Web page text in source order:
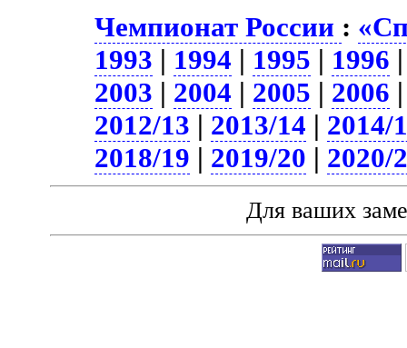
Чемпионат России :
1993 | 1994 | 1995 | 1996
2003 | 2004 | 2005 | 2006
2012/13 | 2013/14 | 2014/
2018/19 | 2019/20 | 2020/
Для ваших